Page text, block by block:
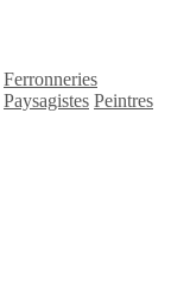
Ferronneries
Paysagistes Peintres